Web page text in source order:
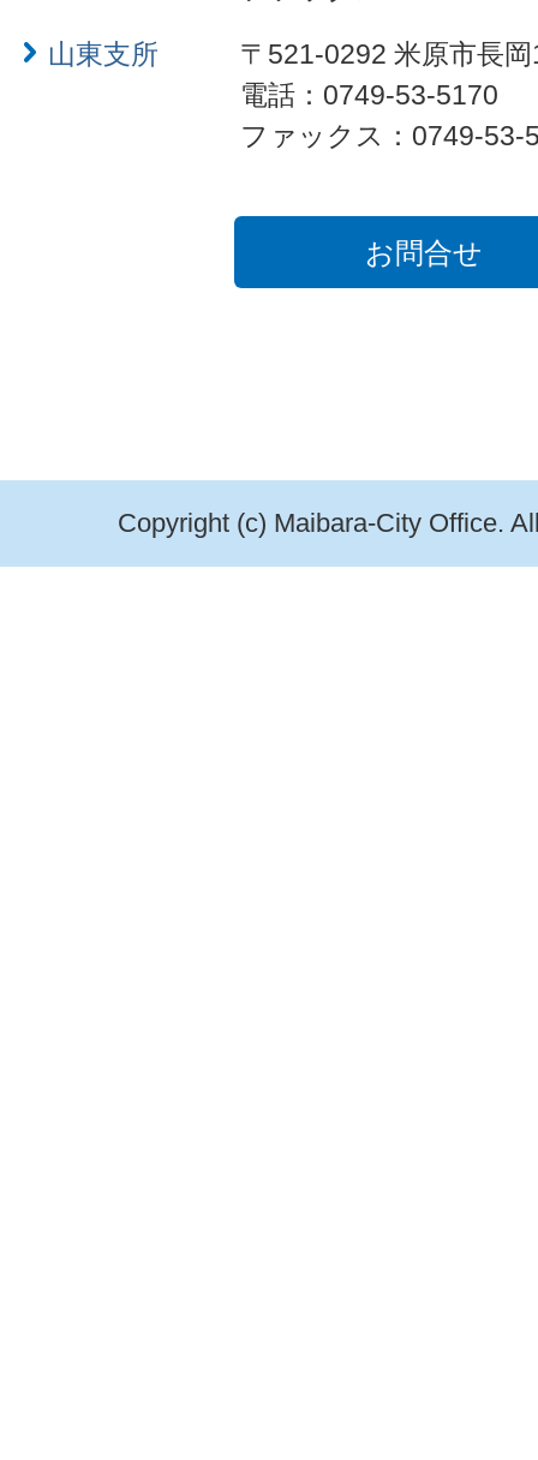
山東支所
〒521-0292 米原市長
電話：0749-53-5170
ファックス：0749-53-
お問合せ
Copyright (c) Maibara-City Office.